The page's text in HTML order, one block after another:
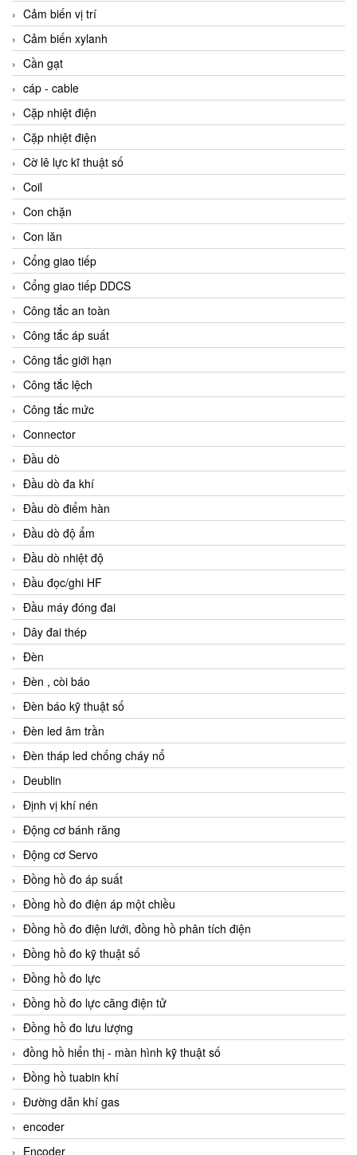
Cảm biến vị trí
Cảm biến xylanh
Cần gạt
cáp - cable
Cặp nhiệt điện
Cặp nhiệt điện
Cờ lê lực kĩ thuật số
Coil
Con chặn
Con lăn
Cổng giao tiếp
Cổng giao tiếp DDCS
Công tắc an toàn
Công tắc áp suất
Công tắc giới hạn
Công tắc lệch
Công tắc mức
Connector
Đầu dò
Đầu dò đa khí
Đầu dò điểm hàn
Đầu dò độ ẩm
Đầu dò nhiệt độ
Đầu đọc/ghi HF
Đầu máy đóng đai
Dây đai thép
Đèn
Đèn , còi báo
Đèn báo kỹ thuật số
Đèn led âm trần
Đèn tháp led chống cháy nổ
Deublin
Định vị khí nén
Động cơ bánh răng
Động cơ Servo
Đồng hồ đo áp suất
Đồng hồ đo điện áp một chiều
Đồng hồ đo điện lưới, đồng hồ phân tích điện
Đồng hồ đo kỹ thuật số
Đồng hồ đo lực
Đồng hồ đo lực căng điện tử
Đồng hồ đo lưu lượng
đồng hồ hiển thị - màn hình kỹ thuật số
Đồng hồ tuabin khí
Đường dẫn khí gas
encoder
Encoder